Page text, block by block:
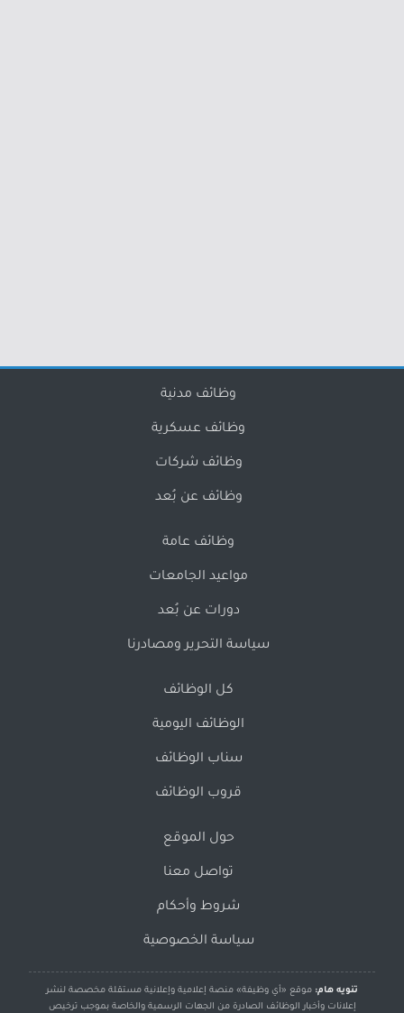
وظائف مدنية
وظائف عسكرية
وظائف شركات
وظائف عن بُعد
وظائف عامة
مواعيد الجامعات
دورات عن بُعد
سياسة التحرير ومصادرنا
كل الوظائف
الوظائف اليومية
سناب الوظائف
قروب الوظائف
حول الموقع
تواصل معنا
شروط وأحكام
سياسة الخصوصية
تنويه هام: موقع «أي وظيفة» منصة إعلامية وإعلانية مستقلة مخصصة لنشر
إعلانات وأخبار الوظائف الصادرة من الجهات الرسمية والخاصة بموجب ترخيص